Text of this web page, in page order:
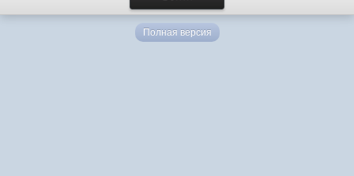
Полная версия